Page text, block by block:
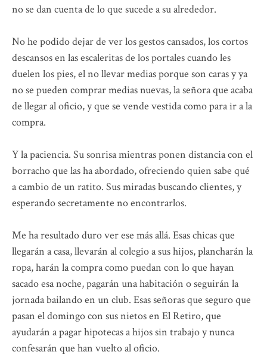
no se dan cuenta de lo que sucede a su alrededor.
No he podido dejar de ver los gestos cansados, los cortos
descansos en las escaleritas de los portales cuando les
duelen los pies, el no llevar medias porque son caras y ya
no se pueden comprar medias nuevas, la señora que acaba
de llegar al oficio, y que se vende vestida como para ir a la
compra.
Y la paciencia. Su sonrisa mientras ponen distancia con el
borracho que las ha abordado, ofreciendo quien sabe qué
a cambio de un ratito. Sus miradas buscando clientes, y
esperando secretamente no encontrarlos.
Me ha resultado duro ver ese más allá. Esas chicas que
llegarán a casa, llevarán al colegio a sus hijos, plancharán la
ropa, harán la compra como puedan con lo que hayan
sacado esa noche, pagarán una habitación o seguirán la
jornada bailando en un club. Esas señoras que seguro que
pasan el domingo con sus nietos en El Retiro, que
ayudarán a pagar hipotecas a hijos sin trabajo y nunca
confesarán que han vuelto al oficio.